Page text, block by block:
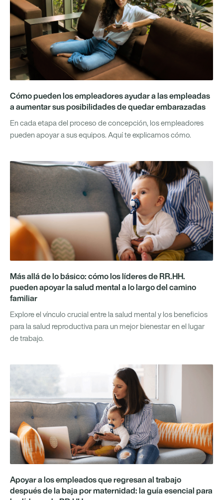
Cómo pueden los empleadores ayudar a las empleadas
a aumentar sus posibilidades de quedar embarazadas
En cada etapa del proceso de concepción, los empleadores
pueden apoyar a sus equipos. Aquí te explicamos cómo.
Más allá de lo básico: cómo los líderes de RR.HH.
pueden apoyar la salud mental a lo largo del camino
familiar
Explore el vínculo crucial entre la salud mental y los beneficios
para la salud reproductiva para un mejor bienestar en el lugar
de trabajo.
Apoyar a los empleados que regresan al trabajo
después de la baja por maternidad: la guía esencial para